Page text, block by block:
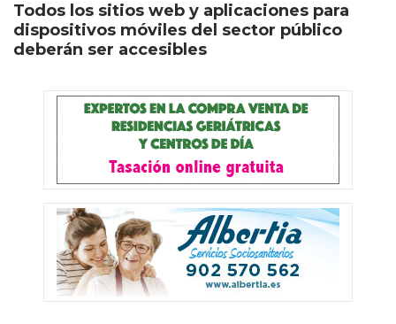
Todos los sitios web y aplicaciones para
dispositivos móviles del sector público
deberán ser accesibles